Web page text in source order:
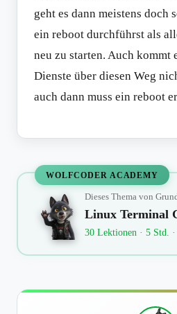
geht es dann meistens doch
ein reboot durchführst als
neu zu starten. Auch kommt
Dienste über diesen Weg
auch dann muss ein reboot
WOLFCODER ACADEMY
Dieses Thema von
Linux Terminal
30 Lektionen · 5 Std.